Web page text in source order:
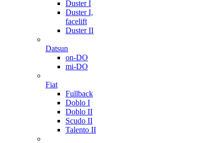
Duster I
Duster I,
facelift
Duster II
Datsun
on-DO
mi-DO
Fiat
Fullback
Doblo I
Doblo II
Scudo II
Talento II